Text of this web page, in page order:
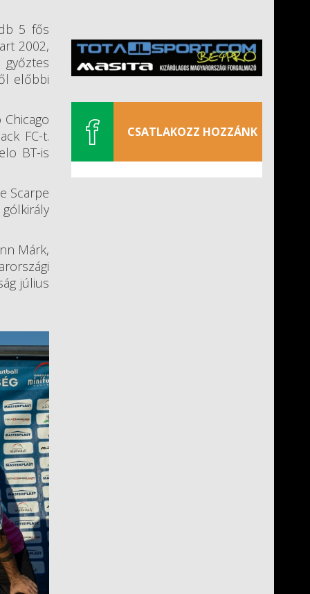
5 fős
2002,
előbbi
FC-t.
BT-is
Scarpe
Márk,
július
CSATLAKOZZ HOZZÁNK